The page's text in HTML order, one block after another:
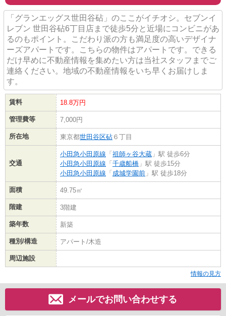
「グランエッグス世田谷砧」のここがイチオシ。セブンイ
レブン 世田谷砧6丁目店まで徒歩5分と近場にコンビニがあ
るのもポイント。こだわり派の方も満足度の高いデザイナ
ーズアパートです。こちらの物件はアパートです。できる
だけ早めに不動産情報を集めたい方は当社スタッフまでご
連絡ください。地域の不動産情報をいち早くお届けしま
す。
賃料 18.8万円
管理費等 7,000円
所在地 東京都世田谷区砧 ６丁目
交通
小田急小田原線 「 祖師ヶ谷大蔵 」駅 徒歩6分
小田急小田原線 「 千歳船橋 」駅 徒歩15分
小田急小田原線 「 成城学園前 」駅 徒歩18分
面積 49.75㎡
階建 3階建
築年数 新築
種別/構造 アパート/木造
周辺施設
情報の見方
メールでお問い合わせする